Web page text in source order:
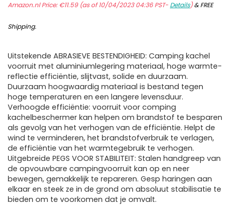
Amazon.nl Price:€11.59(as of 10/04/2023 04:36 PST- Details)&FREE
Shipping.
Uitstekende ABRASIEVE BESTENDIGHEID: Camping kachel
voorruit met aluminiumlegering materiaal, hoge warmte-
reflectie efficiëntie, slijtvast, solide en duurzaam.
Duurzaam hoogwaardig materiaal is bestand tegen
hoge temperaturen en een langere levensduur.
Verhoogde efficiëntie: voorruit voor comping
kachelbeschermer kan helpen om brandstof te besparen
als gevolg van het verhogen van de efficiëntie. Helpt de
wind te verminderen, het brandstofverbruik te verlagen,
de efficiëntie van het warmtegebruik te verhogen.
Uitgebreide PEGS VOOR STABILITEIT: Stalen handgreep van
de opvouwbare campingvoorruit kan op en neer
bewegen, gemakkelijk te repareren. Gesp haringen aan
elkaar en steek ze in de grond om absoluut stabilisatie te
bieden om te voorkomen dat je omvalt.